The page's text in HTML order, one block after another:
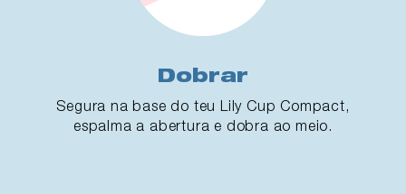
Dobrar
Segura na base do teu Lily Cup Compact,
espalma a abertura e dobra ao meio.